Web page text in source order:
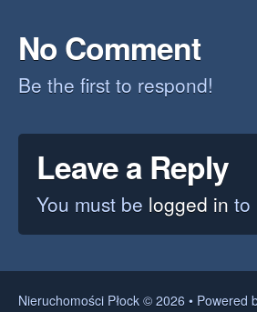
No Comment
Be the first to respond!
Leave a Reply
You must be logged in to
Nieruchomości Płock © 2026 • Powered